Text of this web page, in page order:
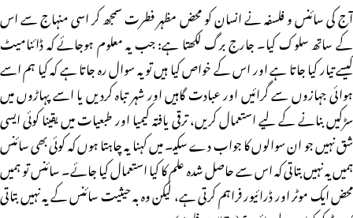
آج کی سائنس و فلسفہ نے انسان کو محض مظہر فطرت سمجھ کر اسی منہاج سے اس
کے ساتھ سلوک کیا۔ جارج برگ لکھتا ہے: جب یہ معلوم ہوجائے کہ ڈائنامیٹ
کیسے تیار کیا جاتا ہے اور اس کے خواص کیا ہیں تو یہ سوال رہ جاتا ہے کہ کیا ہم اسے
ہوائی جہازوں سے گرائیں اور عبادت گاہیں اور شہر تباہ کردیں یا اسے پہاڑوں میں
سڑکیں بنانے کے لیے استعمال کریں، ترقی یافتہ کیمیا اور طبعیات میں یقینا کوئی ایسی
شق نہیں جو ان سوالوں کا جواب دے سکیـ۔ میں کہنا یہ چاہتا ہوں کہ کوئی بھی سائنس
ہمیں یہ نہیں بتاتی کہ اس سے حاصل شدہ علم کا کیا استعمال کیا جائے۔ سائنس تو ہمیں
محض ایک موٹر اور ڈرائیور فراہم کرتی ہے، لیکن وہ بہ حیثیت سائنس کے یہ نہیں بتاتی